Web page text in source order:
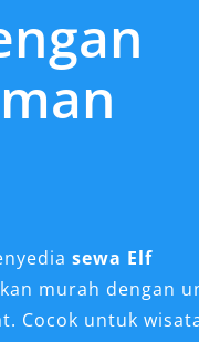
sewa Elf
murah dengan
Cocok untuk